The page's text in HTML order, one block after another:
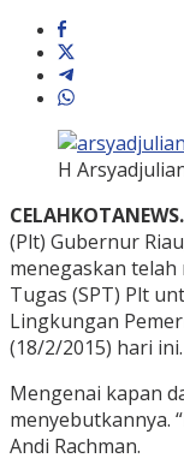
H
(Plt) Gubernur
menegaskan
Tugas (SPT) Plt
Lingkungan
(18/2/2015) hari ini.
Mengenai kapan
menyebutkannya.
Andi Rachman.